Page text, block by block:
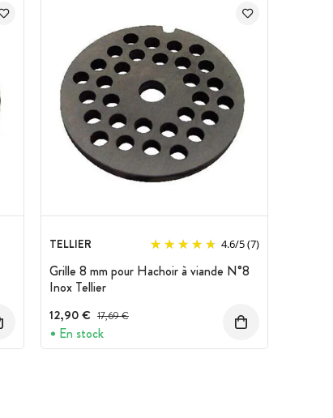
TELLIER 4.6/5(7)
Grille 8 mm pour Hachoir à viande N°8
Inox Tellier
12,90 € Prix avant réduction :
17,69 €
En stock